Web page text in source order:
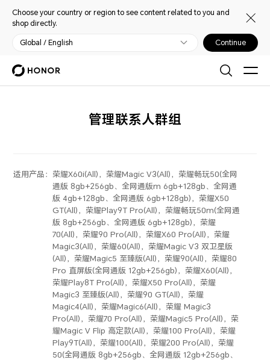
Choose your country or region to see content related to you and
shop directly.
Global / English Continue
管理联系人群组
适用产品： 荣耀X60i(All)，荣耀Magic V3(All)，荣耀畅玩50(全网
通版 8gb+256gb、全网通版m 6gb+128gb、全网通
版 4gb+128gb、全网通版 6gb+128gb)，荣耀X50
GT(All)，荣耀Play9T Pro(All)，荣耀畅玩50m(全网通
版 8gb+256gb、全网通版 6gb+128gb)，荣耀
70(All)，荣耀90 Pro(All)，荣耀X60 Pro(All)，荣耀
Magic3(All)，荣耀60(All)，荣耀Magic V3 双卫星版
(All)，荣耀Magic5 至臻版(All)，荣耀90(All)，荣耀80
Pro 直屏版(全网通版 12gb+256gb)，荣耀X60(All)，
荣耀Play8T Pro(All)，荣耀X50 Pro(All)，荣耀
Magic3 至臻版(All)，荣耀90 GT(All)，荣耀
Magic4(All)，荣耀Magic6(All)，荣耀 Magic3
Pro(All)，荣耀70 Pro(All)，荣耀Magic5 Pro(All)，荣
耀Magic V Flip 高定款(All)，荣耀100 Pro(All)，荣耀
Play9T(All)，荣耀100(All)，荣耀200 Pro(All)，荣耀
50(全网通版 8gb+256gb、全网通版 12gb+256gb、